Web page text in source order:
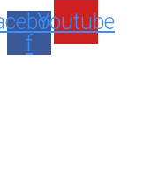
…
f
Youtube